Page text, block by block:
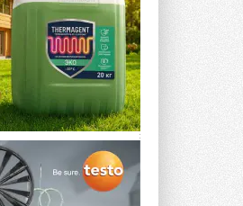
представила
насосов
на R290
R290 All-In-One
...
в связке с
и
снижают
на 60%
из Италии установили ...